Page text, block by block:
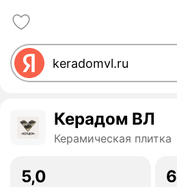
Керадом ВЛ
Керамическая плитка
5,0 6